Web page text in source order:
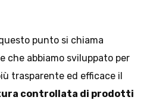
punto si chiama
che abbiamo sviluppato per
trasparente ed efficace il
controllata di prodotti